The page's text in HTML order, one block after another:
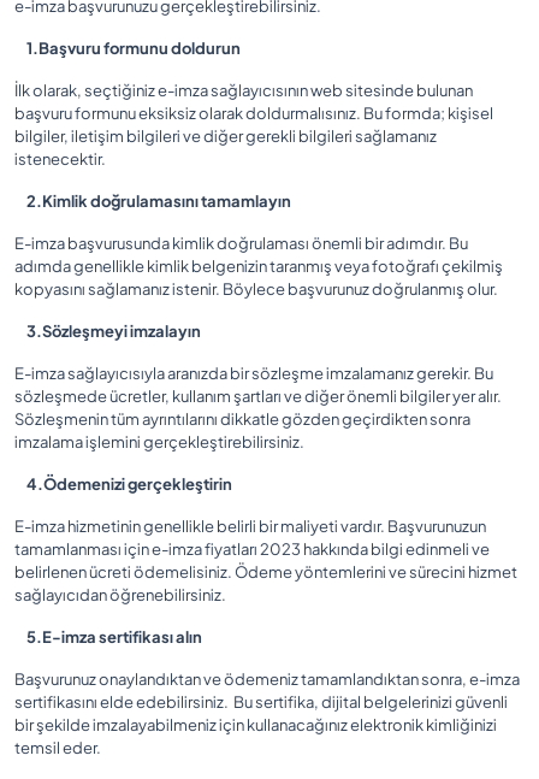
e-imza başvurunuzu gerçekleştirebilirsiniz.
1.Başvuru formunu doldurun
İlk olarak, seçtiğiniz e-imza sağlayıcısının web sitesinde bulunan
başvuru formunu eksiksiz olarak doldurmalısınız. Bu formda; kişisel
bilgiler, iletişim bilgileri ve diğer gerekli bilgileri sağlamanız
istenecektir.
2.Kimlik doğrulamasını tamamlayın
E-imza başvurusunda kimlik doğrulaması önemli bir adımdır. Bu
adımda genellikle kimlik belgenizin taranmış veya fotoğrafı çekilmiş
kopyasını sağlamanız istenir. Böylece başvurunuz doğrulanmış olur.
3.Sözleşmeyi imzalayın
E-imza sağlayıcısıyla aranızda bir sözleşme imzalamanız gerekir. Bu
sözleşmede ücretler, kullanım şartları ve diğer önemli bilgiler yer alır.
Sözleşmenin tüm ayrıntılarını dikkatle gözden geçirdikten sonra
imzalama işlemini gerçekleştirebilirsiniz.
4.Ödemenizi gerçekleştirin
E-imza hizmetinin genellikle belirli bir maliyeti vardır. Başvurunuzun
tamamlanması için e-imza fiyatları 2023 hakkında bilgi edinmeli ve
belirlenen ücreti ödemelisiniz. Ödeme yöntemlerini ve sürecini hizmet
sağlayıcıdan öğrenebilirsiniz.
5.E-imza sertifikası alın
Başvurunuz onaylandıktan ve ödemeniz tamamlandıktan sonra, e-imza
sertifikasını elde edebilirsiniz. Bu sertifika, dijital belgelerinizi güvenli
bir şekilde imzalayabilmeniz için kullanacağınız elektronik kimliğinizi
temsil eder.